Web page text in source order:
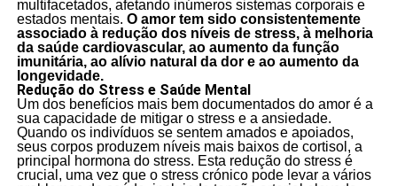
multifacetados, afetando inúmeros sistemas corporais e
estados mentais. O amor tem sido consistentemente
associado à redução dos níveis de stress, à melhoria
da saúde cardiovascular, ao aumento da função
imunitária, ao alívio natural da dor e ao aumento da
longevidade.
Redução do Stress e Saúde Mental
Um dos benefícios mais bem documentados do amor é a
sua capacidade de mitigar o stress e a ansiedade.
Quando os indivíduos se sentem amados e apoiados,
seus corpos produzem níveis mais baixos de cortisol, a
principal hormona do stress. Esta redução do stress é
crucial, uma vez que o stress crónico pode levar a vários